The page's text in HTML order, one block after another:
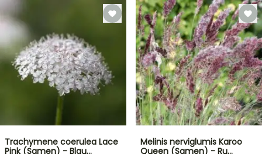
Trachymene coerulea Lace
Pink (Samen) - Blau…
Melinis nerviglumis Karoo
Queen (Samen) - Ru…